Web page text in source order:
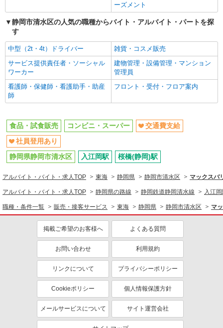
ーズメント
静岡市清水区の人気の職種からバイト・アルバイト・パートを探
す
中型（2t・4t）ドライバー
雑貨・コスメ販売
サービス提供責任者・ソーシャル
ワーカー
建物管理・設備管理・マンション
管理員
看護師・保健師・看護助手・助産
師
フロント・受付・フロア案内
食品・試食販売 コンビニ・スーパー
交通費支給
社員登用あり
静岡県静岡市清水区
入江岡駅 桜橋(静岡)駅
アルバイト・バイト・求人TOP 東海 静岡県 静岡市清水区 マックスバ
アルバイト・バイト・求人TOP 静岡県の路線 静岡鉄道静岡清水線 入江
職種・条件一覧 販売・接客サービス 東海 静岡県 静岡市清水区 マ
掲載ご希望のお客様へ よくある質問
お問い合わせ 利用規約
リンクについて プライバシーポリシー
Cookieポリシー 個人情報保護方針
メールサービスについて サイト運営会社